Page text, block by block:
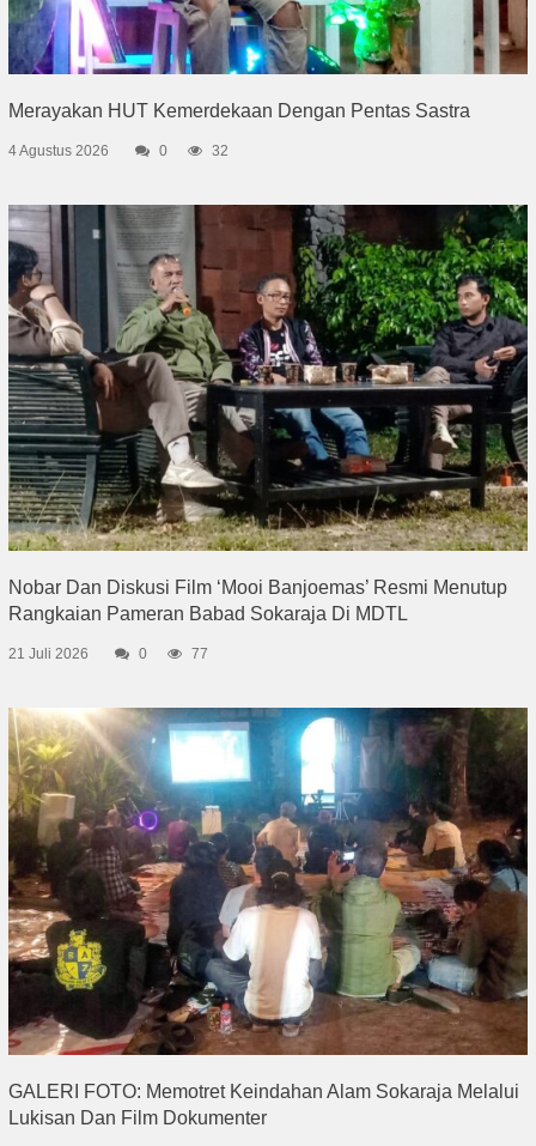
Merayakan HUT Kemerdekaan Dengan Pentas Sastra
4 Agustus 2026 0 32
Nobar Dan Diskusi Film ‘Mooi Banjoemas’ Resmi Menutup
Rangkaian Pameran Babad Sokaraja Di MDTL
21 Juli 2026 0 77
GALERI FOTO: Memotret Keindahan Alam Sokaraja Melalui
Lukisan Dan Film Dokumenter